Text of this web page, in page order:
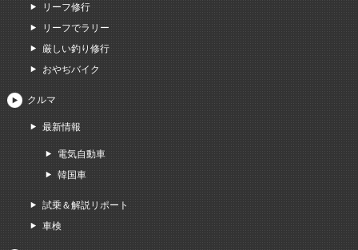
リーフ修行
リーフでラリー
厳しい釣り修行
おやぢバイク
クルマ
最新情報
電気自動車
韓国車
試乗＆解説リポート
車検